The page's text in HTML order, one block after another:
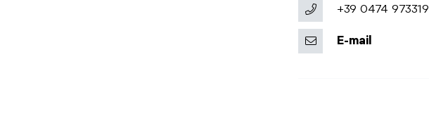
+39 0474 973319
E-mail